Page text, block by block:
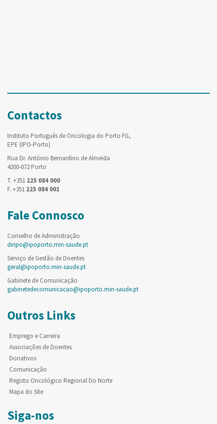
Contactos
Instituto Português de Oncologia do Porto FG,
EPE (IPO-Porto)
Rua Dr. António Bernardino de Almeida
4200-072 Porto
T. +351 225 084 000
F. +351 225 084 001
Fale Connosco
Conselho de Administração
diripo@ipoporto.min-saude.pt
Serviço de Gestão de Doentes
geral@ipoporto.min-saude.pt
Gabinete de Comunicação
gabinetedecomunicacao@ipoporto.min-saude.pt
Outros Links
Emprego e Carreira
Associações de Doentes
Donativos
Comunicação
Registo Oncológico Regional Do Norte
Mapa do Site
Siga-nos